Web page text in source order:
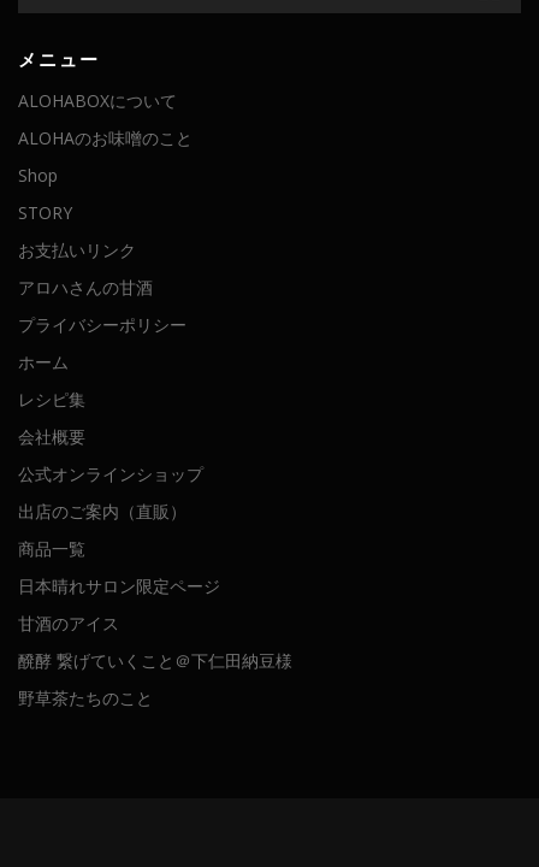
メニュー
ALOHABOXについて
ALOHAのお味噌のこと
Shop
STORY
お支払いリンク
アロハさんの甘酒
プライバシーポリシー
ホーム
レシピ集
会社概要
公式オンラインショップ
出店のご案内（直販）
商品一覧
日本晴れサロン限定ページ
甘酒のアイス
醗酵 繋げていくこと＠下仁田納豆様
野草茶たちのこと